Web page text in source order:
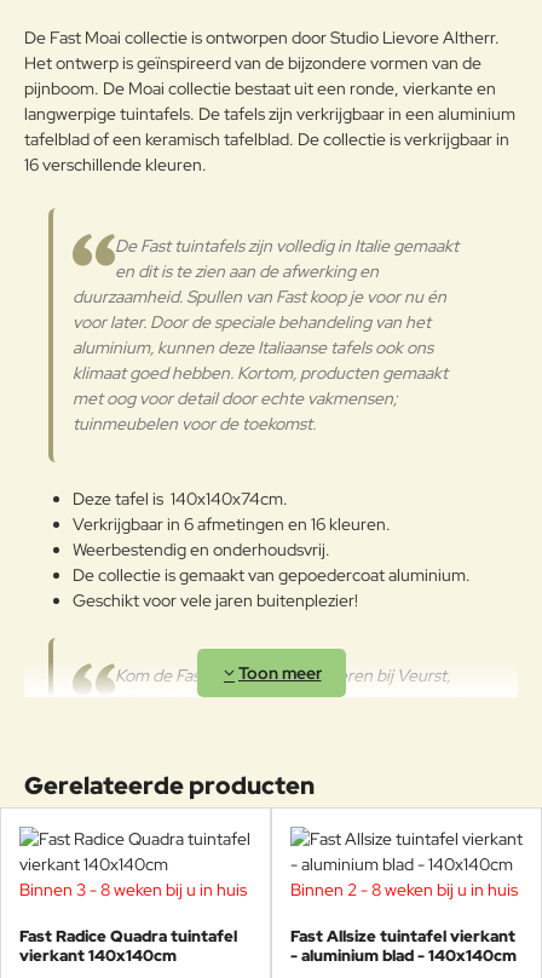
g:
Note:HTML-code wordt niet vertaald!
Waarderin
Verder
De Fast Moai collectie is ontworpen door Studio Lievore Altherr.
Het ontwerp is geïnspireerd van de bijzondere vormen van de
pijnboom. De Moai collectie bestaat uit een ronde, vierkante en
langwerpige tuintafels. De tafels zijn verkrijgbaar in een aluminium
tafelblad of een keramisch tafelblad. De collectie is verkrijgbaar in
16 verschillende kleuren.
De Fast tuintafels zijn volledig in Italie gemaakt
en dit is te zien aan de afwerking en
duurzaamheid. Spullen van Fast koop je voor nu én
voor later. Door de speciale behandeling van het
aluminium, kunnen deze Italiaanse tafels ook ons
klimaat goed hebben. Kortom, producten gemaakt
met oog voor detail door echte vakmensen;
tuinmeubelen voor de toekomst.
Deze tafel is 140x140x74cm.
Verkrijgbaar in 6 afmetingen en 16 kleuren.
Weerbestendig en onderhoudsvrij.
De collectie is gemaakt van gepoedercoat aluminium.
Geschikt voor vele jaren buitenplezier!
Kom de Fast meubels bewonderen bij Veurst,
bijna alle kleuren staan in de Veurst showroom!
stoelen van Fast bekijken die al ruim tien jaar buiten
staan. Nog steeds net zo mooi als tien jaar geleden ;-)
Studio Lievore Altherr
Studio Lievore Altherr – Alberto Lievore (Buenos Aires, 1948) en
Jeannette Altherr (Heidelberg, 1965) – werd geboren in 2016 in
Gerelateerde producten
Binnen 3 - 8 weken bij u in huis
Fast Radice Quadra tuintafel
vierkant 140x140cm
Binnen 2 - 8 weken bij u in huis
Fast Allsize tuintafel vierkant
- aluminium blad - 140x140cm